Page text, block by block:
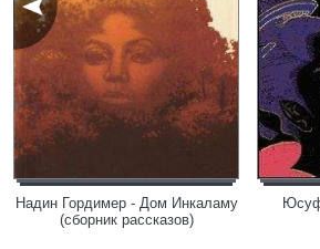
Надин Гордимер - Дом Инкаламу
(сборник рассказов)